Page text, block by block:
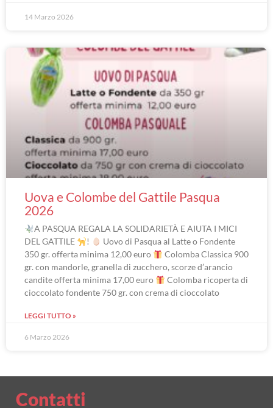
14 Marzo 2026
Uova e Colombe del Gattile Pasqua
2026
A PASQUA REGALA LA SOLIDARIETÀ E AIUTA I MICI
DEL GATTILE
!
Uovo di Pasqua al Latte o Fondente
350 gr. offerta minima 12,00 euro
Colomba Classica 900
gr. con mandorle, granella di zucchero, scorze d’arancio
candite offerta minima 17,00 euro
Colomba ricoperta di
cioccolato fondente 750 gr. con crema di cioccolato
LEGGI TUTTO »
6 Marzo 2026
Contatti